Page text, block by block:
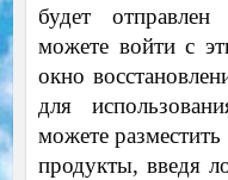
будет
можете войти с
окно
для
можете
продукты, введя